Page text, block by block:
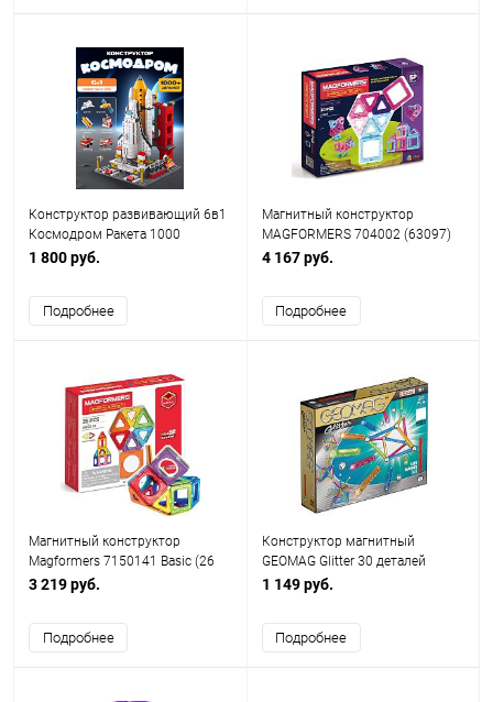
Конструктор развивающий 6в1
Космодром Ракета 1000
деталей
1 800 руб.
Подробнее
Магнитный конструктор
MAGFORMERS 704002 (63097)
30 Pastelle
4 167 руб.
Подробнее
Магнитный конструктор
Magformers 7150141 Basic (26
деталей) Магформерс
3 219 руб.
Подробнее
Конструктор магнитный
GEOMAG Glitter 30 деталей
Geomag
1 149 руб.
Подробнее